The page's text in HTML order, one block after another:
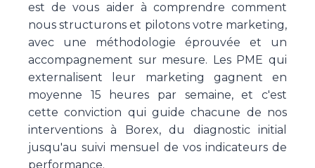
est de vous aider à comprendre comment
nous structurons et pilotons votre marketing,
avec une méthodologie éprouvée et un
accompagnement sur mesure. Les PME qui
externalisent leur marketing gagnent en
moyenne 15 heures par semaine, et c'est
cette conviction qui guide chacune de nos
interventions à Borex, du diagnostic initial
jusqu'au suivi mensuel de vos indicateurs de
performance.